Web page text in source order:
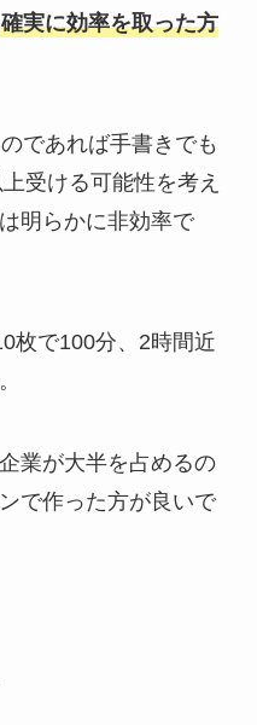
確実に効率を取った方
であれば手書きでも
受ける可能性を考え
明らかに非効率で
枚で100分、2時間近
業が大半を占めるの
で作った方が良いで